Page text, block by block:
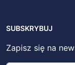
SUBSKRYBUJ
Zapisz się na